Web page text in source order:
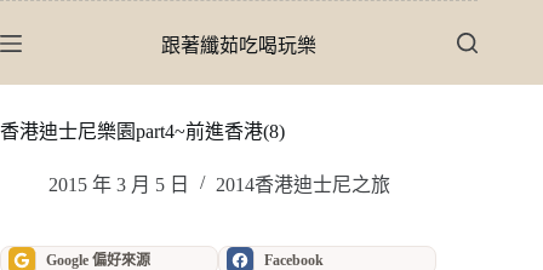
至
內
跟著纖茹吃喝玩樂
香港迪士尼樂園part4~前進香港(8)
2015 年 3 月 5 日 2014香港迪士尼之旅
Google 偏好來源 Facebook